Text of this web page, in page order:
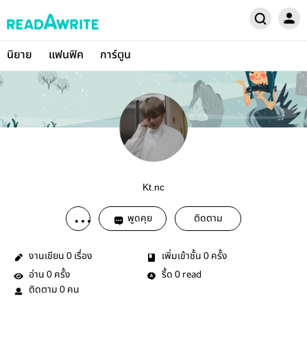
นิยาย แฟนฟิค การ์ตูน
Kt.nc
พูดคุย ติดตาม
งานเขียน 0 เรื่อง เพิ่มเข้าชั้น 0 ครั้ง
อ่าน 0 ครั้ง รี้ด 0 read
ติดตาม 0 คน